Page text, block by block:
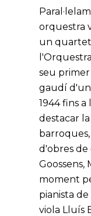
orquestra
un quartet
seu primer
gaudí d'un
1944 fins a
destacar
d'obres de
Goossens,
moment
pianista
viola Lluís